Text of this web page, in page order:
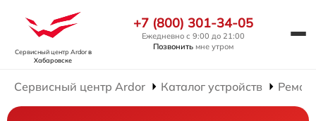
Сервисный центр Ardorв
Хабаровске
+7 (800) 301-34-05
Ежедневно с 9:00 до 21:00
Позвонить мне утром
Сервисный центр Ardor Каталог устройств